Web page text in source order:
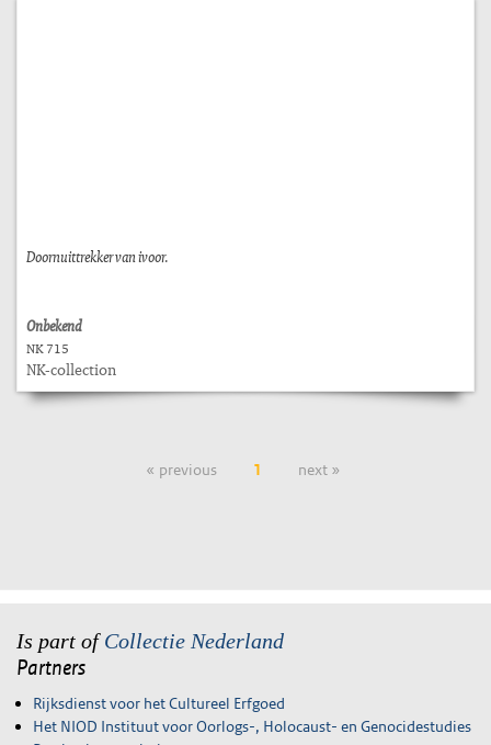
Doornuittrekker van ivoor.
Onbekend
NK 715
NK-collection
« previous 1 next »
Is part ofCollectie Nederland
Partners
Rijksdienst voor het Cultureel Erfgoed
Het NIOD Instituut voor Oorlogs-, Holocaust- en Genocidestudies